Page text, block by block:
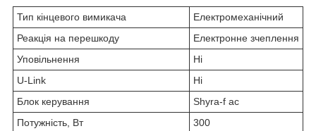
Тип кінцевого вимикача
Електромеханічний
Реакція на перешкоду
Електронне зчеплення
Уповільнення
Ні
U-Link
Ні
Блок керування
Shyra-f ac
Потужність, Вт
300